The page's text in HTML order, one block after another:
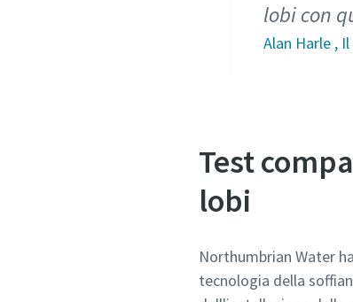
lobi con
Alan Harle ,
Test
lobi
Northumbrian Water
tecnologia della